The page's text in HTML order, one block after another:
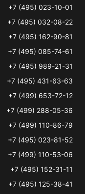
+7 (495) 023-10-01
+7 (495) 032-08-22
+7 (495) 162-90-81
+7 (495) 085-74-61
+7 (495) 989-21-31
+7 (495) 431-63-63
+7 (499) 653-72-12
+7 (499) 288-05-36
+7 (499) 110-86-79
+7 (495) 023-81-52
+7 (499) 110-53-06
+7 (495) 152-31-11
+7 (495) 125-38-41